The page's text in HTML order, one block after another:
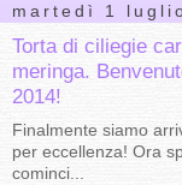
martedì 1
Torta di ciliegie
meringa.
2014!
Finalmente siamo
per eccellenza! Ora
cominci...